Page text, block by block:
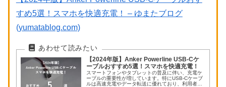
すめ5選！スマホを快適充電！ – ゆまたブログ
(yumatablog.com)
【2024年版】Anker Powerline USB-Cケ
ーブルおすすめ5選！スマホを快適充電！
スマートフォンやタブレットの普及に伴い、充電ケ
ーブルの重要性が増しています。特にUSB-Cケーブ
ルは高速充電やデータ転送に優れており、利用者に